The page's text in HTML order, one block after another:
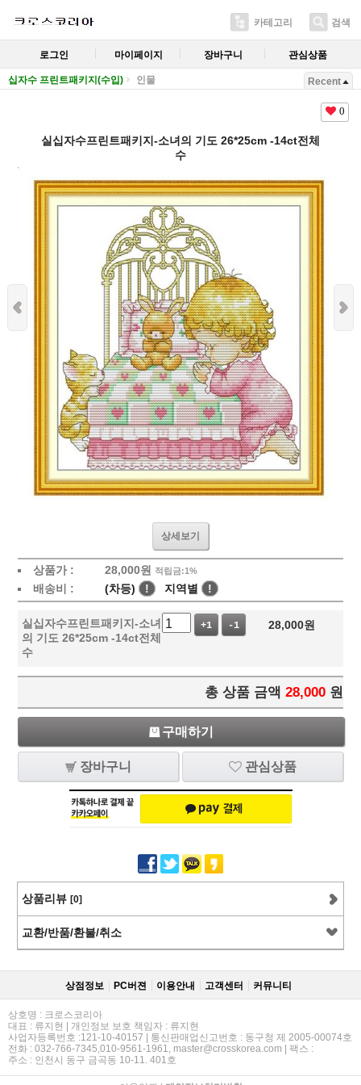
카테고리 검색
로그인 마이페이지 장바구니 관심상품
십자수 프린트패키지(수입) 인물 Recent
0
실십자수프린트패키지-소녀의 기도 26*25cm -14ct전체
수
상세보기
상품가 : 28,000원 적립금:1%
배송비 : (차등) ! 지역별 !
실십자수프린트패키지-소녀
의 기도 26*25cm -14ct전체
수
+1 -1 28,000원
총 상품 금액 28,000 원
구매하기
장바구니 관심상품
상품리뷰 [0]
교환/반품/환불/취소
상점정보 PC버젼 이용안내 고객센터 커뮤니티
상호명 : 크로스코리아
대표 : 류지현 | 개인정보 보호 책임자 : 류지현
사업자등록번호 :121-10-40157 | 통신판매업신고번호 : 동구청 제 2005-00074호
전화 : 032-766-7345,010-9561-1961, master@crosskorea.com | 팩스 :
주소 : 인천시 동구 금곡동 10-11. 401호